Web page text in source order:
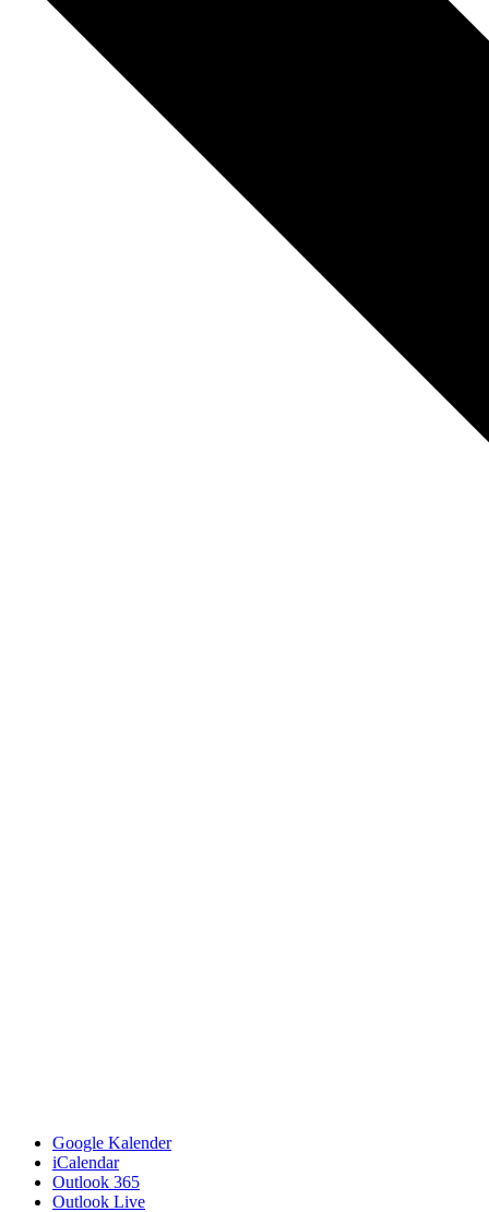
Google Kalender
iCalendar
Outlook 365
Outlook Live